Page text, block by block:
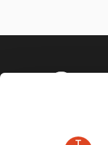
SERVICIO
PLAÇA DE